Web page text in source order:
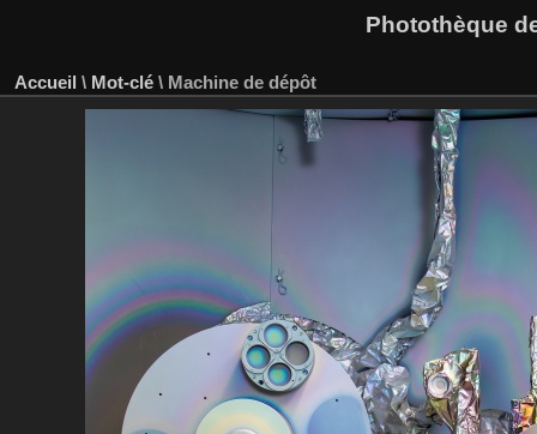
Photothèque
Accueil \ Mot-clé \ Machine de dépôt